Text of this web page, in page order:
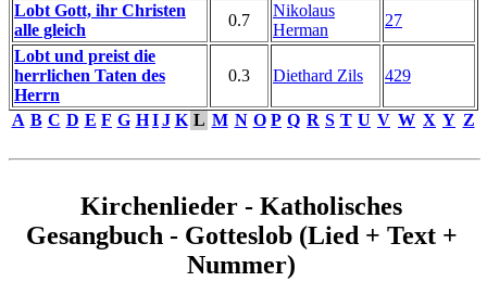
Lobt Gott, ihr Christen
alle gleich
0.7
Nikolaus
Herman
27
Lobt und preist die
herrlichen Taten des
Herrn
0.3 Diethard Zils 429
A B C D E F G H IJ K L M N O P Q R S T U V W X Y Z
Kirchenlieder - Katholisches
Gesangbuch - Gotteslob (Lied + Text +
Nummer)